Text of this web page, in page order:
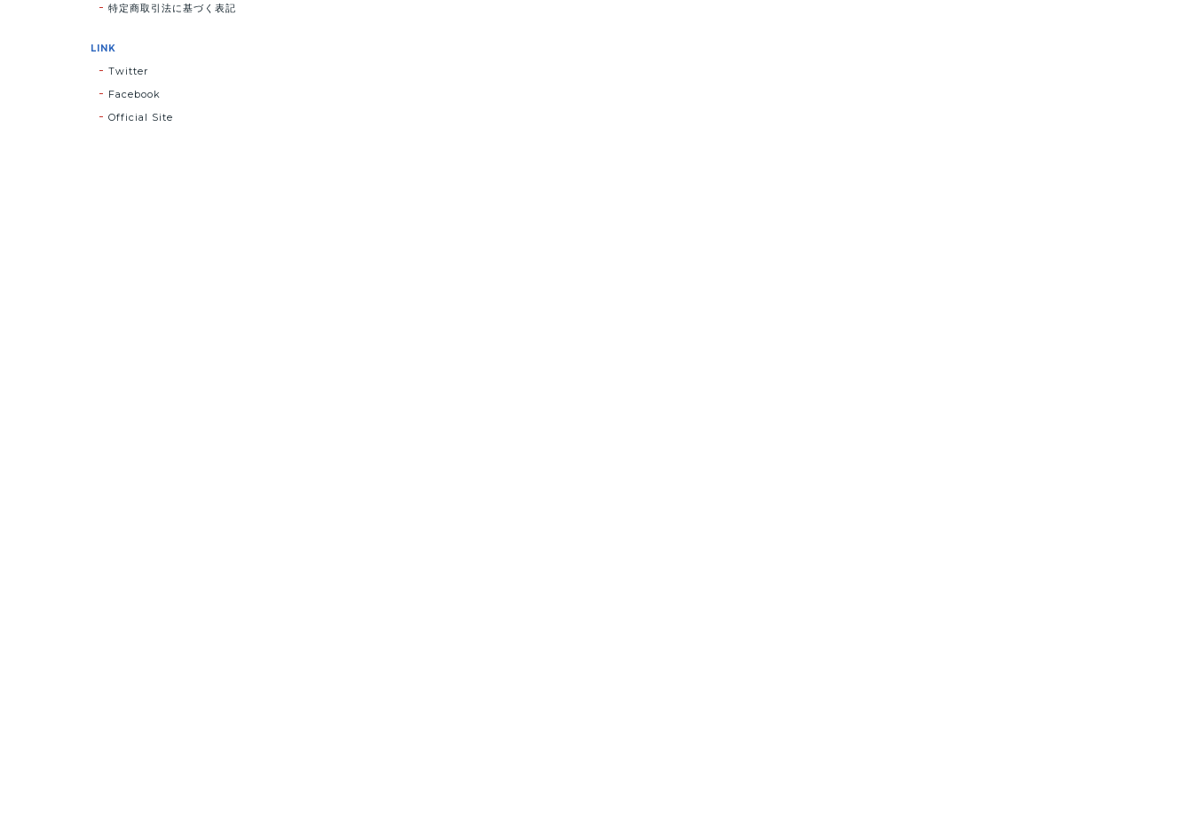
特定商取引法に基づく表記
LINK
Twitter
Facebook
Official Site